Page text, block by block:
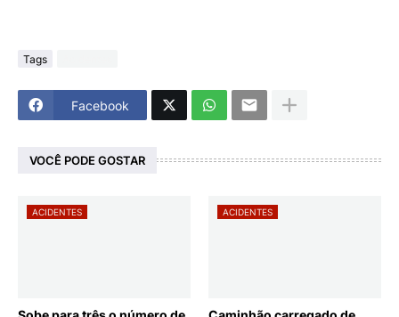
Tags
Facebook
VOCÊ PODE GOSTAR
ACIDENTES ACIDENTES